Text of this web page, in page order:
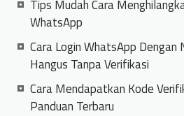
Tips Mudah Cara
WhatsApp
Cara Login WhatsApp Dengan
Hangus Tanpa Verifikasi
Cara Mendapatkan Kode
Panduan Terbaru